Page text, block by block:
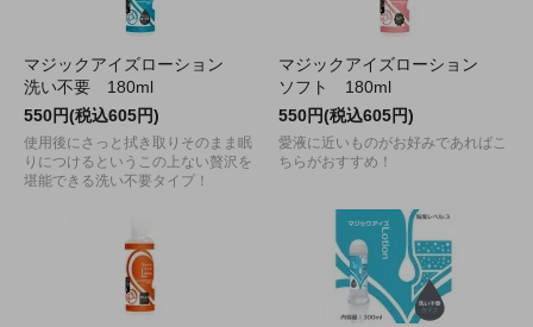
マジックアイズローション
洗い不要 180ml
550円(税込605円)
使用後にさっと拭き取りそのまま眠
りにつけるというこの上ない贅沢を
堪能できる洗い不要タイプ！
マジックアイズローション
ソフト 180ml
550円(税込605円)
愛液に近いものがお好みであればこ
ちらがおすすめ！